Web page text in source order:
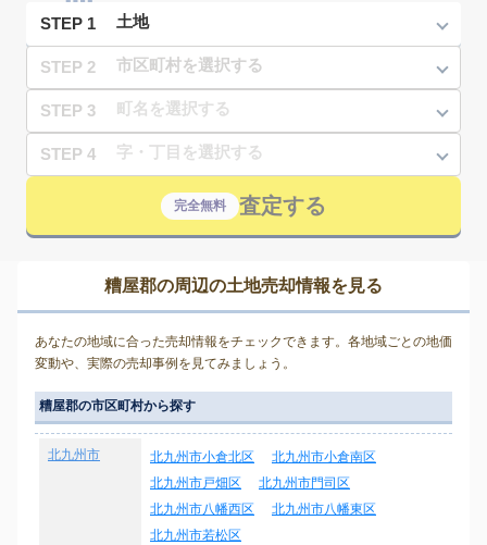
STEP 1
STEP 2
STEP 3
STEP 4
完全無料 査定する
糟屋郡の周辺の土地売却情報を見る
あなたの地域に合った売却情報をチェックできます。各地域ごとの地価
変動や、実際の売却事例を見てみましょう。
糟屋郡の市区町村から探す
北九州市 北九州市小倉北区
北九州市小倉南区
北九州市戸畑区
北九州市門司区
北九州市八幡西区
北九州市八幡東区
北九州市若松区